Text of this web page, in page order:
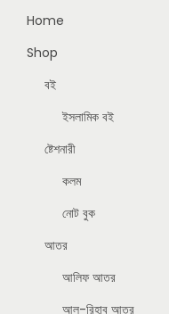
Home
Shop
বই
ইসলামিক বই
ষ্টেশনারী
কলম
নোট বুক
আতর
আলিফ আতর
আল-রিহাব আতর